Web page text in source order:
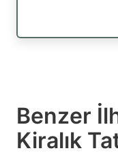
Benzer
Kiralık